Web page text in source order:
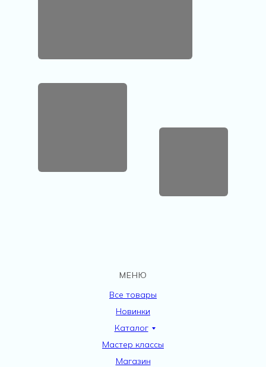
МЕНЮ
Все товары
Новинки
Каталог
Мастер классы
Магазин